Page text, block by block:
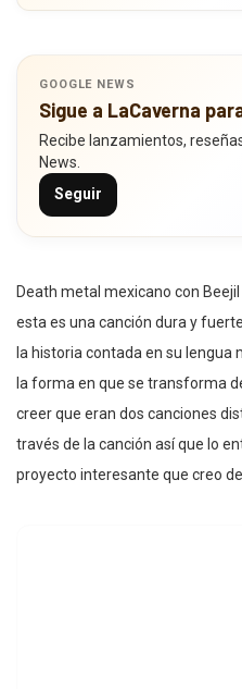
GOOGLE NEWS
Sigue a LaCaverna
Recibe lanzamientos,
News.
Seguir
Death metal mexicano con Beejil
esta es una canción dura y
la historia contada en su lengua
la forma en que se transforma
creer que eran dos canciones
través de la canción así que lo
proyecto interesante que creo